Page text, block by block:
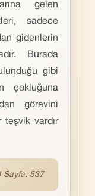
gelen
sadece
gidenlerin
Burada
gibi
çokluğuna
görevini
teşvik vardır
Sayfa: 537